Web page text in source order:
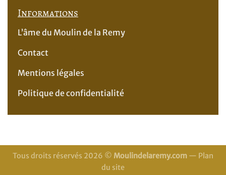
Informations
L’âme du Moulin de la Remy
Contact
Mentions légales
Politique de confidentialité
Tous droits réservés 2026 © Moulindelaremy.com — Plan
du site